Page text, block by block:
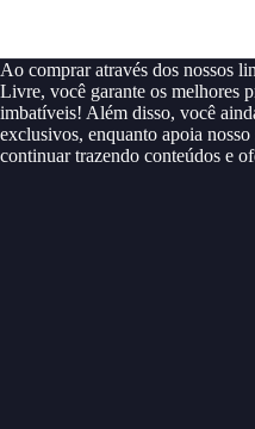
Ao comprar através dos nossos
Livre, você garante os melhores
imbatíveis! Além disso, você
exclusivos, enquanto apoia nosso
continuar trazendo conteúdos e